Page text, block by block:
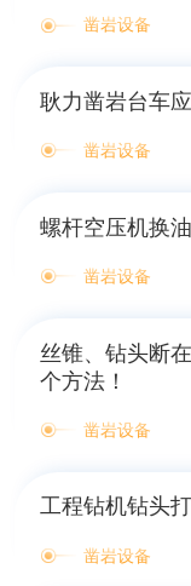
凿岩设备
耿力凿岩台车
凿岩设备
螺杆空压机换
凿岩设备
丝锥、钻头断
个方法！
凿岩设备
工程钻机钻头
凿岩设备